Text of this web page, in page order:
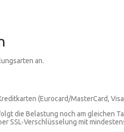
an.
(Eurocard/MasterCard,
die Belastung noch am gleichen
SSL-Verschlüsselung mit